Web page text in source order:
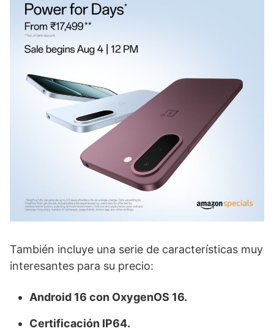
También incluye una serie de características muy
interesantes para su precio:
Android 16 con OxygenOS 16.
Certificación IP64.